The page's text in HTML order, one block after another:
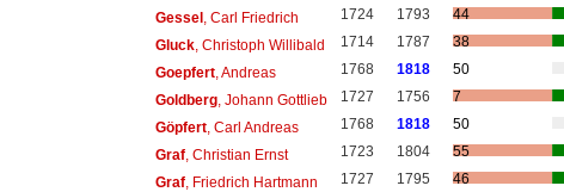
Gessel, Carl Friedrich 1724 1793
44
Gluck, Christoph Willibald 1714 1787
38
Goepfert, Andreas 1768 1818
50
Goldberg, Johann Gottlieb 1727 1756
7
Göpfert, Carl Andreas 1768 1818
50
Graf, Christian Ernst 1723 1804
55
Graf, Friedrich Hartmann 1727 1795
46